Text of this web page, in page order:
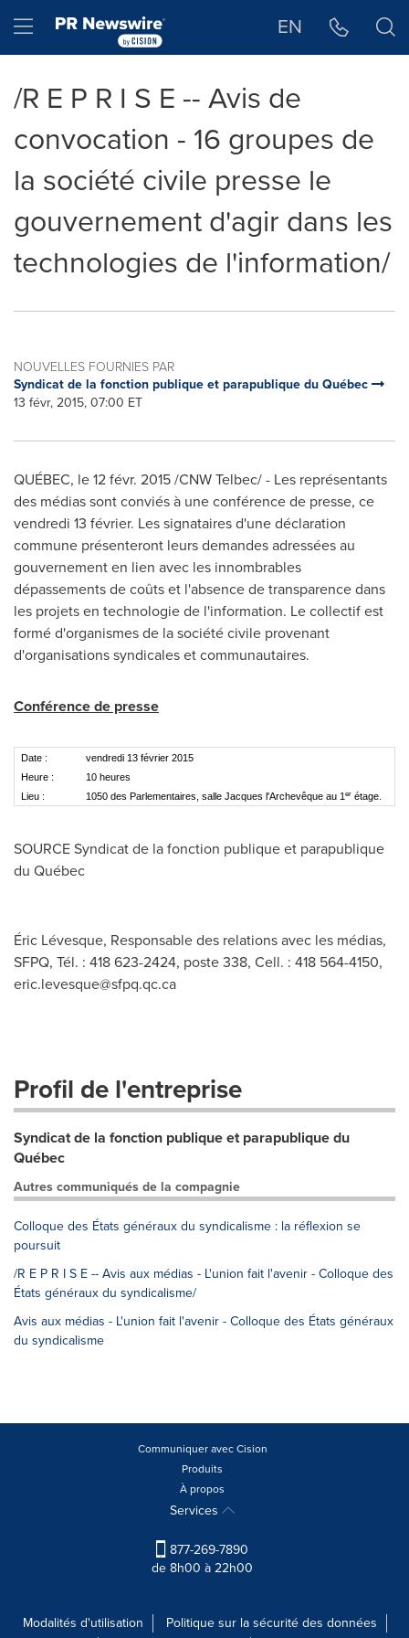
Hamburger menu EN
/R E P R I S E -- Avis de
convocation - 16 groupes de
la société civile presse le
gouvernement d'agir dans les
technologies de l'information/
NOUVELLES FOURNIES PAR
Syndicat de la fonction publique et parapublique du Québec
13 févr, 2015, 07:00 ET
QUÉBEC, le 12 févr. 2015 /CNW Telbec/ - Les représentants
des médias sont conviés à une conférence de presse, ce
vendredi 13 février. Les signataires d'une déclaration
commune présenteront leurs demandes adressées au
gouvernement en lien avec les innombrables
dépassements de coûts et l'absence de transparence dans
les projets en technologie de l'information. Le collectif est
formé d'organismes de la société civile provenant
d'organisations syndicales et communautaires.
Conférence de presse
Date :
vendredi 13 février 2015
Heure :
10 heures
Lieu :
1050 des Parlementaires, salle Jacques l'Archevêque au 1 er étage.
SOURCE Syndicat de la fonction publique et parapublique
du Québec
Éric Lévesque, Responsable des relations avec les médias,
SFPQ, Tél. : 418 623-2424, poste 338, Cell. : 418 564-4150,
eric.levesque@sfpq.qc.ca
Profil de l'entreprise
Syndicat de la fonction publique et parapublique du
Québec
Autres communiqués de la compagnie
Colloque des États généraux du syndicalisme : la réflexion se
poursuit
/R E P R I S E -- Avis aux médias - L'union fait l'avenir - Colloque des
États généraux du syndicalisme/
Avis aux médias - L'union fait l'avenir - Colloque des États généraux
du syndicalisme
Communiquer avec Cision
Produits
À propos
Services
877-269-7890
de 8h00 à 22h00
Modalités d'utilisation
Politique sur la sécurité des données